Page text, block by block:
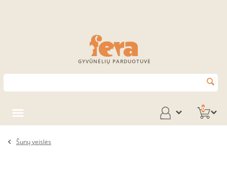
GYVŪNĖLIŲ PARDUOTUVĖ
0
Šunų veislės